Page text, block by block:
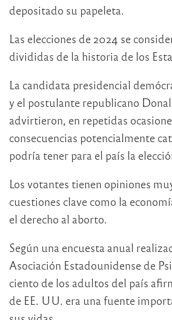
depositado su papeleta.
Las elecciones de 2024 se
divididas de la historia de los
La candidata presidencial
y el postulante republicano
advirtieron, en repetidas
consecuencias potencialmente
podría tener para el país la
Los votantes tienen opiniones
cuestiones clave como la
el derecho al aborto.
Según una encuesta anual
Asociación Estadounidense de
ciento de los adultos del país
de EE. UU. era una fuente